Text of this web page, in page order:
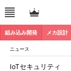
組み込み開発 メカ設計
ニュース
IoTセキュリティ